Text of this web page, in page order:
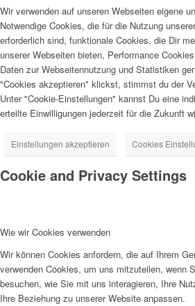
Wir verwenden auf unseren Webseiten eigene
Notwendige Cookies, die für die Nutzung
erforderlich sind, funktionale Cookies, die Dir
unserer Webseiten bieten, Performance
Daten zur Webseitennutzung und Statistiken
"Cookies akzeptieren" klickst, stimmst du der
Unter "Cookie-Einstellungen" kannst Du eine
erteilte Einwilligungen jederzeit für die Zukunft
Einstellungen akzeptieren Cookies
Cookie and Privacy Settings
Wie wir Cookies verwenden
Wir können Cookies anfordern, die auf Ihrem
verwenden Cookies, um uns mitzuteilen, wenn
besuchen, wie Sie mit uns interagieren, Ihre
Ihre Beziehung zu unserer Website anpassen.